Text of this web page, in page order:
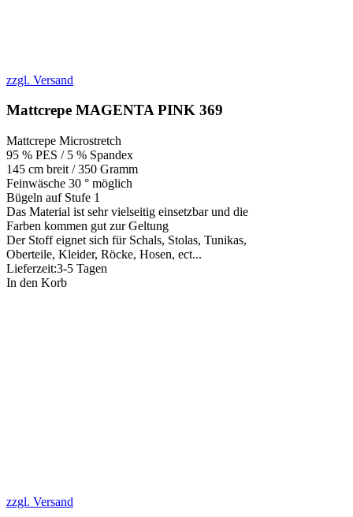
zzgl. Versand
Mattcrepe MAGENTA PINK 369
Mattcrepe Microstretch
95 % PES / 5 % Spandex
145 cm breit / 350 Gramm
Feinwäsche 30 ° möglich
Bügeln auf Stufe 1
Das Material ist sehr vielseitig einsetzbar und die
Farben kommen gut zur Geltung
Der Stoff eignet sich für Schals, Stolas, Tunikas,
Oberteile, Kleider, Röcke, Hosen, ect...
Lieferzeit:3-5 Tagen
In den Korb
zzgl. Versand